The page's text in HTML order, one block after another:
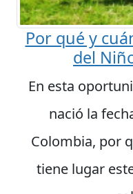
Por qué y
del
En esta
nació la
Colombia, por
tiene lugar